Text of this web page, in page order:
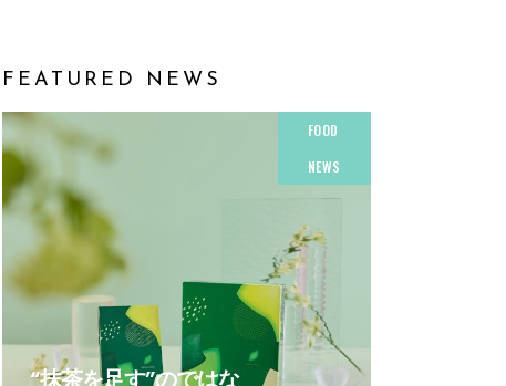
FEATURED NEWS
FOOD
NEWS
“抹茶を足す”のではな